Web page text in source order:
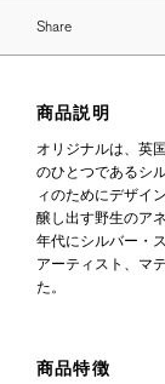
Share
商品説明
オリジナルは、英
のひとつであるシ
ィのためにデザイ
醸し出す野生のア
年代にシルバー・
アーティスト、マ
た。
商品特徴